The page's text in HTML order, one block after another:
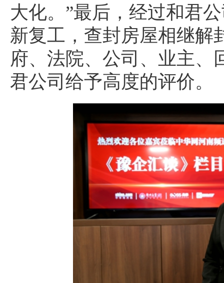
大化。”最后，经过和君
新复工，查封房屋相继解
府、法院、公司、业主、
君公司给予高度的评价。